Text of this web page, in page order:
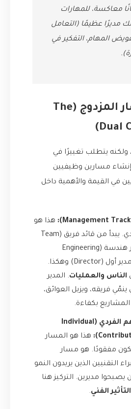
معاكسة، للمهارات
مديرًا عظيمًا (التعامل
المهام، التفكير في
الحل: المسار المزدوج (The
Dual
يتطلب تغييرًا في
إنشاء مسارين وظيفيين
في القيمة والأهمية داخل
هذا هو
المسار التقليدي. يبدأ من قائد فريق (Team
Lead) إلى مدير هندسة (Engineering
Manager) ثم مدير أول (Director) وهكذا.
الناس والعمليات. المدير
ينمّي فريقه، ويزيل العوائق،
بكفاءة.
مسار المساهم الفردي (Individual
هذا هو المسار
يكون مفقودًا. هو مسار
الذين يريدون النمو
يصبحوا مديرين. التركيز هنا
الفني.